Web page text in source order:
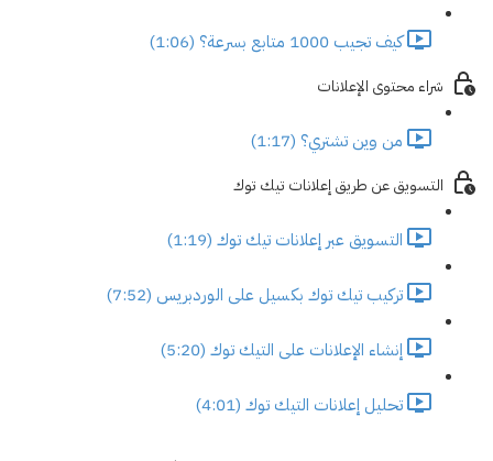
كيف تجيب 1000 متابع بسرعة؟ (1:06)
شراء محتوى الإعلانات
من وين تشتري؟ (1:17)
التسويق عن طريق إعلانات تيك توك
التسويق عبر إعلانات تيك توك (1:19)
تركيب تيك توك بكسيل على الوردبريس (7:52)
إنشاء الإعلانات على التيك توك (5:20)
تحليل إعلانات التيك توك (4:01)